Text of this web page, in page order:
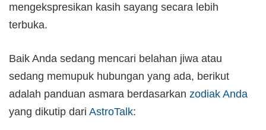
mengekspresikan kasih sayang secara lebih
terbuka.
Baik Anda sedang mencari belahan jiwa atau
sedang memupuk hubungan yang ada, berikut
adalah panduan asmara berdasarkan zodiak Anda
yang dikutip dari AstroTalk: